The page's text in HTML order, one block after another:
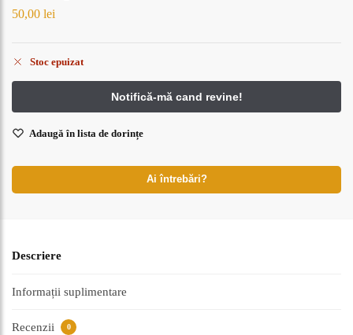
50,00 lei
Stoc epuizat
Adaugă în lista de dorințe
Ai întrebări?
Descriere
Informații suplimentare
Recenzii 0